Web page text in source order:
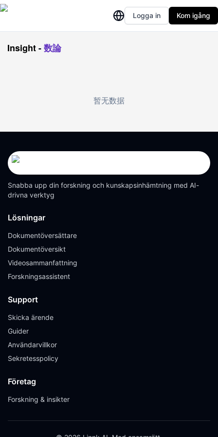
Logga in Kom igång
Insight-数論
暂无数据
Snabba upp din forskning och kunskapsinhämtning med AI-
drivna verktyg
Lösningar
Dokumentöversättare
Dokumentöversikt
Videosammanfattning
Forskningsassistent
Support
Skicka ärende
Guider
Användarvillkor
Sekretesspolicy
Företag
Forskning & insikter